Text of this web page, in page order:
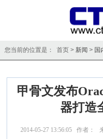
您当前的位置是： 首页 > 新闻 > 国
甲骨文发布
器打造
2014-05-27 13:56:05 作者：